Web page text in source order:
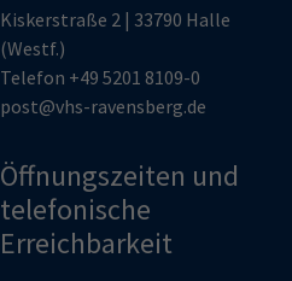
Kiskerstraße 2 | 33790 Halle
(Westf.)
Telefon +49 5201 8109-0
post@vhs-ravensberg.de
Öffnungszeiten und
telefonische
Erreichbarkeit